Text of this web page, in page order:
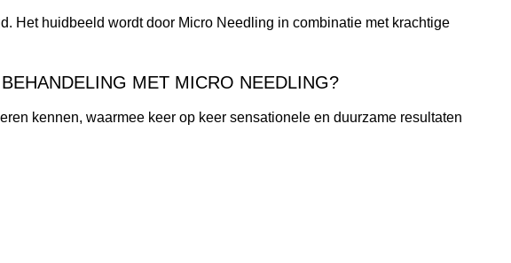
Het huidbeeld wordt door Micro Needling in combinatie met krachtige
MET MICRO NEEDLING?
kennen, waarmee keer op keer sensationele en duurzame resultaten